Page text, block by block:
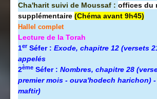
Cha'harit suivi de Moussaf : offices du
supplémentaire (Chéma avant 9h45)
Hallel complet
Lecture de la Torah
1erSéfer : Exode, chapitre 12 (versets
appelés
2ème Séfer : Nombres, chapitre 28
premier mois - ouva'hodech harichon)
maftir)